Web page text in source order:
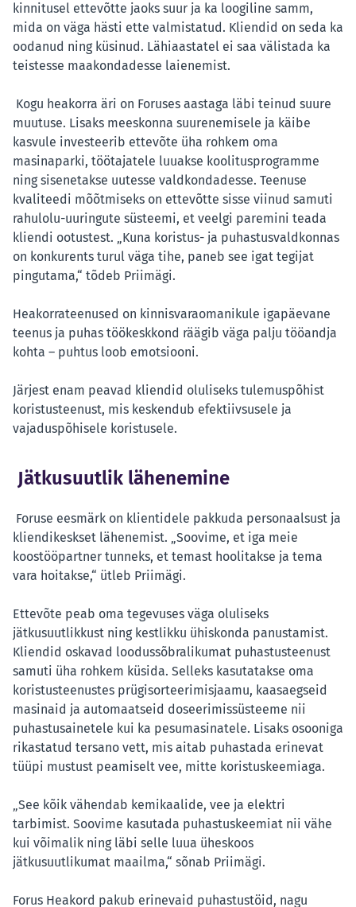
kinnitusel ettevõtte jaoks suur ja ka loogiline samm,
mida on väga hästi ette valmistatud. Kliendid on seda ka
oodanud ning küsinud. Lähiaastatel ei saa välistada ka
teistesse maakondadesse laienemist.
Kogu heakorra äri on Foruses aastaga läbi teinud suure
muutuse. Lisaks meeskonna suurenemisele ja käibe
kasvule investeerib ettevõte üha rohkem oma
masinaparki, töötajatele luuakse koolitusprogramme
ning sisenetakse uutesse valdkondadesse. Teenuse
kvaliteedi mõõtmiseks on ettevõtte sisse viinud samuti
rahulolu-uuringute süsteemi, et veelgi paremini teada
kliendi ootustest. „Kuna koristus- ja puhastusvaldkonnas
on konkurents turul väga tihe, paneb see igat tegijat
pingutama,“ tõdeb Priimägi.
Heakorrateenused on kinnisvaraomanikule igapäevane
teenus ja puhas töökeskkond räägib väga palju tööandja
kohta – puhtus loob emotsiooni.
Järjest enam peavad kliendid oluliseks tulemuspõhist
koristusteenust, mis keskendub efektiivsusele ja
vajaduspõhisele koristusele.
Jätkusuutlik lähenemine
Foruse eesmärk on klientidele pakkuda personaalsust ja
kliendikeskset lähenemist. „Soovime, et iga meie
koostööpartner tunneks, et temast hoolitakse ja tema
vara hoitakse,“ ütleb Priimägi.
Ettevõte peab oma tegevuses väga oluliseks
jätkusuutlikkust ning kestlikku ühiskonda panustamist.
Kliendid oskavad loodussõbralikumat puhastusteenust
samuti üha rohkem küsida. Selleks kasutatakse oma
koristusteenustes prügisorteerimisjaamu, kaasaegseid
masinaid ja automaatseid doseerimissüsteeme nii
puhastusainetele kui ka pesumasinatele. Lisaks osooniga
rikastatud tersano vett, mis aitab puhastada erinevat
tüüpi mustust peamiselt vee, mitte koristuskeemiaga.
„See kõik vähendab kemikaalide, vee ja elektri
tarbimist. Soovime kasutada puhastuskeemiat nii vähe
kui võimalik ning läbi selle luua üheskoos
jätkusuutlikumat maailma,“ sõnab Priimägi.
Forus Heakord pakub erinevaid puhastustöid, nagu